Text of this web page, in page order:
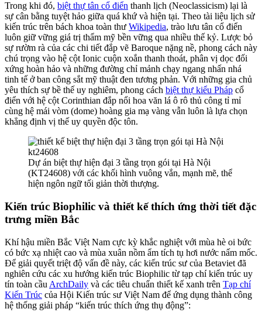
Trong khi đó, biệt thự tân cổ điển thanh lịch (Neoclassicism) lại là
sự cân bằng tuyệt hảo giữa quá khứ và hiện tại. Theo tài liệu lịch sử
kiến trúc trên bách khoa toàn thư Wikipedia, trào lưu tân cổ điển
luôn giữ vững giá trị thẩm mỹ bền vững qua nhiều thế kỷ. Lược bỏ
sự rườm rà của các chi tiết đắp vẽ Baroque nặng nề, phong cách này
chú trọng vào hệ cột Ionic cuộn xoắn thanh thoát, phân vị dọc đối
xứng hoàn hảo và những đường chỉ mảnh chạy ngang nhấn nhá
tinh tế ở ban công sắt mỹ thuật đen tương phản. Với những gia chủ
yêu thích sự bề thế uy nghiêm, phong cách biệt thự kiểu Pháp cổ
điển với hệ cột Corinthian đắp nổi hoa văn lá ô rô thủ công tỉ mỉ
cùng hệ mái vòm (dome) hoàng gia mạ vàng vẫn luôn là lựa chọn
khẳng định vị thế uy quyền độc tôn.
Dự án biệt thự hiện đại 3 tầng trọn gói tại Hà Nội
(KT24608) với các khối hình vuông vắn, mạnh mẽ, thể
hiện ngôn ngữ tối giản thời thượng.
Kiến trúc Biophilic và thiết kế thích ứng thời tiết đặc
trưng miền Bắc
Khí hậu miền Bắc Việt Nam cực kỳ khắc nghiệt với mùa hè oi bức
có bức xạ nhiệt cao và mùa xuân nồm ẩm tích tụ hơi nước nấm mốc.
Để giải quyết triệt độ vấn đề này, các kiến trúc sư của Betaviet đã
nghiên cứu các xu hướng kiến trúc Biophilic từ tạp chí kiến trúc uy
tín toàn cầu ArchDaily và các tiêu chuẩn thiết kế xanh trên Tạp chí
Kiến Trúc của Hội Kiến trúc sư Việt Nam để ứng dụng thành công
hệ thống giải pháp “kiến trúc thích ứng thụ động”: